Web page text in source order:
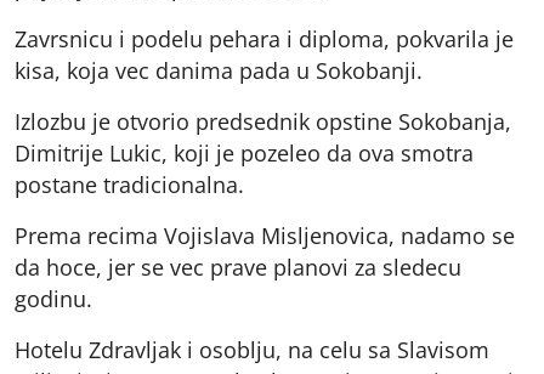
Zavrsnicu i podelu pehara i diploma, pokvarila je
kisa, koja vec danima pada u Sokobanji.
Izlozbu je otvorio predsednik opstine Sokobanja,
Dimitrije Lukic, koji je pozeleo da ova smotra
postane tradicionalna.
Prema recima Vojislava Misljenovica, nadamo se
da hoce, jer se vec prave planovi za sledecu
godinu.
Hotelu Zdravljak i osoblju, na celu sa Slavisom